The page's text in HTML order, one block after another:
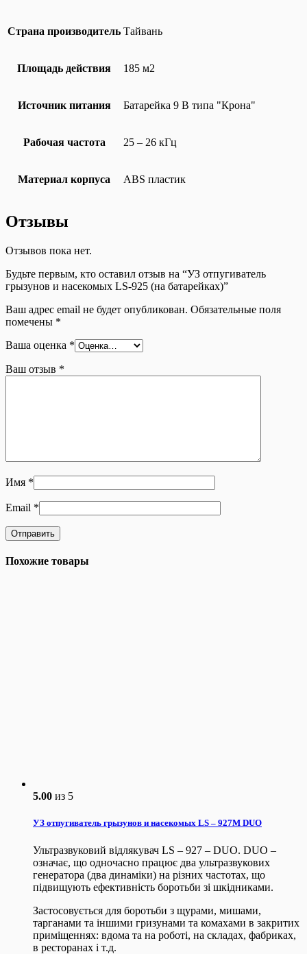
Страна производитель Тайвань
Площадь действия 185 м2
Источник питания Батарейка 9 В типа "Крона"
Рабочая частота 25 – 26 кГц
Материал корпуса ABS пластик
Отзывы
Отзывов пока нет.
Будьте первым, кто оставил отзыв на “УЗ отпугиватель
грызунов и насекомых LS-925 (на батарейках)”
Ваш адрес email не будет опубликован. Обязательные поля
помечены *
Ваша оценка *
Ваш отзыв *
Имя *
Email *
Похожие товары
5.00 из 5
УЗ отпугиватель грызунов и насекомых LS – 927M DUO
Ультразвуковий відлякувач LS – 927 – DUO. DUO –
означає, що одночасно працює два ультразвукових
генератора (два динаміки) на різних частотах, що
підвищують ефективність боротьби зі шкідниками.
Застосовується для боротьби з щурами, мишами,
тарганами та іншими гризунами та комахами в закритих
приміщеннях: вдома та на роботі, на складах, фабриках,
в ресторанах і т.д.